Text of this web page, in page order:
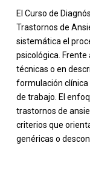
El Curso de
Trastornos de
sistemática el
psicológica.
técnicas o en
formulación
de trabajo. El
trastornos de
criterios que
genéricas o
-